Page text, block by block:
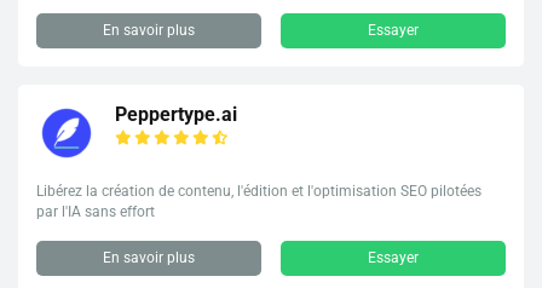
En savoir plus Essayer
Peppertype.ai
Libérez la création de contenu, l'édition et l'optimisation SEO pilotées
par l'IA sans effort
En savoir plus Essayer